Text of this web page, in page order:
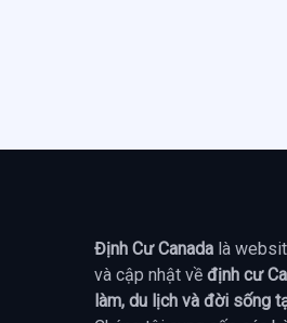
Định Cư Canada là
và cập nhật về định cư
làm, du lịch và đời sống